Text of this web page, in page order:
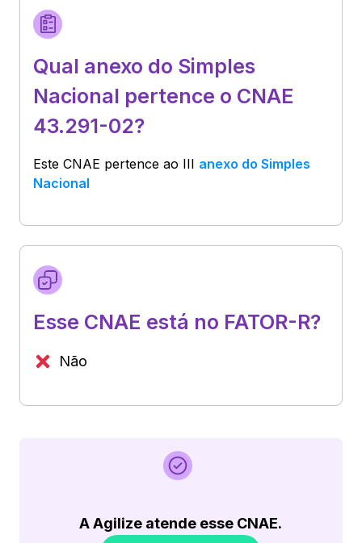
Qual anexo do Simples
Nacional pertence o CNAE
43.291-02?
Este CNAE pertence ao III anexo do Simples
Nacional
Esse CNAE está no FATOR-R?
Não
A Agilize atende esse CNAE.